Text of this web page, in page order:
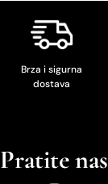
Brza i sigurna
dostava
Pratite nas